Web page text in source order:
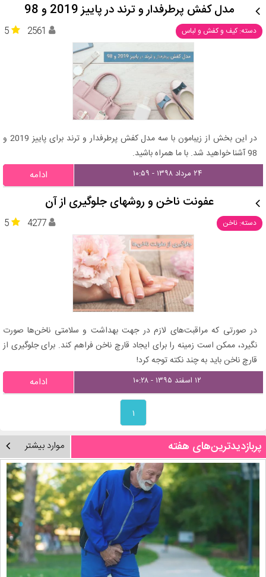
مدل کفش پرطرفدار و ترند در پاییز 2019 و 98
دسته: کیف و کفش و لباس 5 2561
در این بخش از زیبامون با سه مدل کفش پرطرفدار و ترند برای پاییز 2019 و
98 آشنا خواهید شد. با ما همراه باشید.
۲۴ مرداد ۱۳۹۸ - ۱۰:۵۹ ادامه
عفونت ناخن و روشهای جلوگیری از آن
دسته: ناخن 5 4277
در صورتی که مراقبت‌های لازم در جهت بهداشت و سلامتی ناخن‌ها صورت
نگیرد، ممکن است زمینه را برای ایجاد قارچ ناخن فراهم کند. برای جلوگیری از
قارچ ناخن باید به چند نکته توجه کرد!
۱۲ اسفند ۱۳۹۵ - ۱۰:۲۸ ادامه
۱
پربازدیدترین‌های هفته موارد بیشتر